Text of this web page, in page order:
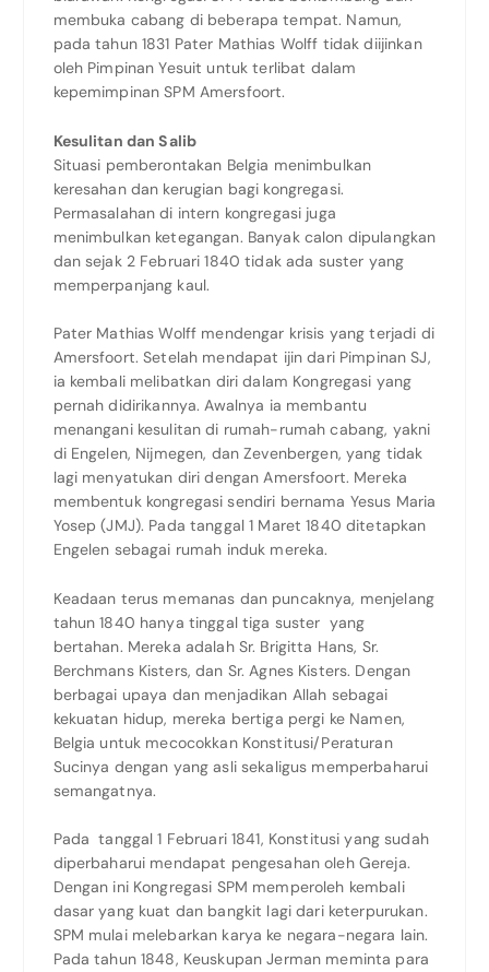
membuka cabang di beberapa tempat. Namun,
pada tahun 1831 Pater Mathias Wolff tidak diijinkan
oleh Pimpinan Yesuit untuk terlibat dalam
kepemimpinan SPM Amersfoort.
Kesulitan dan Salib
Situasi pemberontakan Belgia menimbulkan
keresahan dan kerugian bagi kongregasi.
Permasalahan di intern kongregasi juga
menimbulkan ketegangan. Banyak calon dipulangkan
dan sejak 2 Februari 1840 tidak ada suster yang
memperpanjang kaul.
Pater Mathias Wolff mendengar krisis yang terjadi di
Amersfoort. Setelah mendapat ijin dari Pimpinan SJ,
ia kembali melibatkan diri dalam Kongregasi yang
pernah didirikannya. Awalnya ia membantu
menangani kesulitan di rumah-rumah cabang, yakni
di Engelen, Nijmegen, dan Zevenbergen, yang tidak
lagi menyatukan diri dengan Amersfoort. Mereka
membentuk kongregasi sendiri bernama Yesus Maria
Yosep (JMJ). Pada tanggal 1 Maret 1840 ditetapkan
Engelen sebagai rumah induk mereka.
Keadaan terus memanas dan puncaknya, menjelang
tahun 1840 hanya tinggal tiga suster yang
bertahan. Mereka adalah Sr. Brigitta Hans, Sr.
Berchmans Kisters, dan Sr. Agnes Kisters. Dengan
berbagai upaya dan menjadikan Allah sebagai
kekuatan hidup, mereka bertiga pergi ke Namen,
Belgia untuk mecocokkan Konstitusi/Peraturan
Sucinya dengan yang asli sekaligus memperbaharui
semangatnya.
Pada tanggal 1 Februari 1841, Konstitusi yang sudah
diperbaharui mendapat pengesahan oleh Gereja.
Dengan ini Kongregasi SPM memperoleh kembali
dasar yang kuat dan bangkit lagi dari keterpurukan.
SPM mulai melebarkan karya ke negara-negara lain.
Pada tahun 1848, Keuskupan Jerman meminta para